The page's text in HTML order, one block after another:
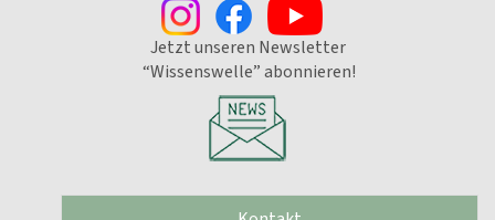
Jetzt unseren Newsletter
“Wissenswelle” abonnieren!